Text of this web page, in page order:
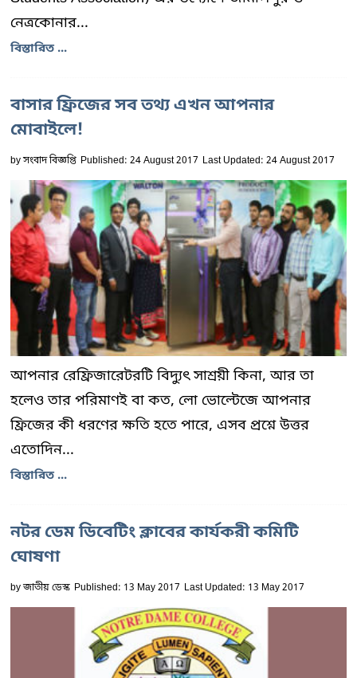
নেত্রকোনার...
বিস্তারিত ...
বাসার ফ্রিজের সব তথ্য এখন আপনার
মোবাইলে!
byসংবাদ বিজ্ঞপ্তি Published: 24 August 2017 Last Updated: 24 August 2017
আপনার রেফ্রিজারেটরটি বিদ্যুৎ সাশ্রয়ী কিনা, আর তা
হলেও তার পরিমাণই বা কত, লো ভোল্টেজে আপনার
ফ্রিজের কী ধরণের ক্ষতি হতে পারে, এসব প্রশ্নে উত্তর
এতোদিন...
বিস্তারিত ...
নটর ডেম ডিবেটিং ক্লাবের কার্যকরী কমিটি
ঘোষণা
byজাতীয় ডেস্ক Published: 13 May 2017 Last Updated: 13 May 2017